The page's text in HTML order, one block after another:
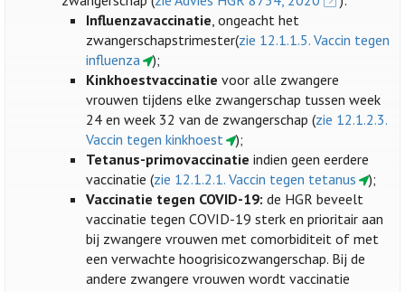
Influenzavaccinatie, ongeacht het
zwangerschapstrimester(zie 12.1.1.5. Vaccin tegen
influenza
);
Kinkhoestvaccinatie voor alle zwangere
vrouwen tijdens elke zwangerschap tussen week
24 en week 32 van de zwangerschap (zie 12.1.2.3.
Vaccin tegen kinkhoest
);
Tetanus-primovaccinatie indien geen eerdere
vaccinatie (zie 12.1.2.1. Vaccin tegen tetanus
);
Vaccinatie tegen COVID-19: de HGR beveelt
vaccinatie tegen COVID-19 sterk en prioritair aan
bij zwangere vrouwen met comorbiditeit of met
een verwachte hoogrisicozwangerschap. Bij de
andere zwangere vrouwen wordt vaccinatie